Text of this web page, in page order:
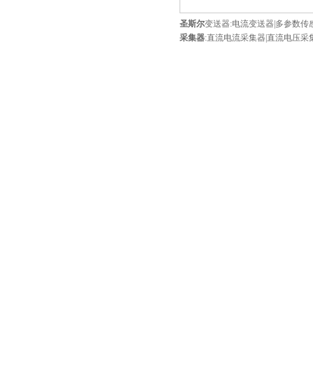
圣斯尔变送器:电流变送器 多参数传
采集器:直流电流采集器 直流电压采